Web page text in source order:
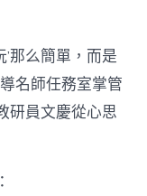
那么簡單，而是
名師任務室掌管
研員文慶從心思